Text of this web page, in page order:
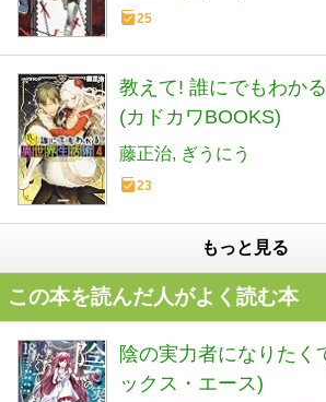
25
教えて! 誰にでもわか
(カドカワBOOKS)
藤正治 ぎうにう
23
もっと見る
この本を読んだ人がよく読む本
陰の実力者になりたく
ックス・エース)